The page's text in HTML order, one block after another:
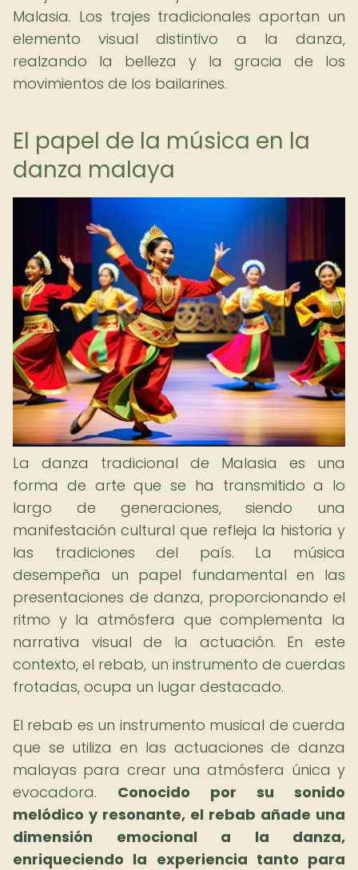
Malasia. Los trajes tradicionales aportan un
elemento visual distintivo a la danza,
realzando la belleza y la gracia de los
movimientos de los bailarines.
El papel de la música en la
danza malaya
La danza tradicional de Malasia es una
forma de arte que se ha transmitido a lo
largo de generaciones, siendo una
manifestación cultural que refleja la historia y
las tradiciones del país. La música
desempeña un papel fundamental en las
presentaciones de danza, proporcionando el
ritmo y la atmósfera que complementa la
narrativa visual de la actuación. En este
contexto, el rebab, un instrumento de cuerdas
frotadas, ocupa un lugar destacado.
El rebab es un instrumento musical de cuerda
que se utiliza en las actuaciones de danza
malayas para crear una atmósfera única y
evocadora. Conocido por su sonido
melódico y resonante, el rebab añade una
dimensión emocional a la danza,
enriqueciendo la experiencia tanto para